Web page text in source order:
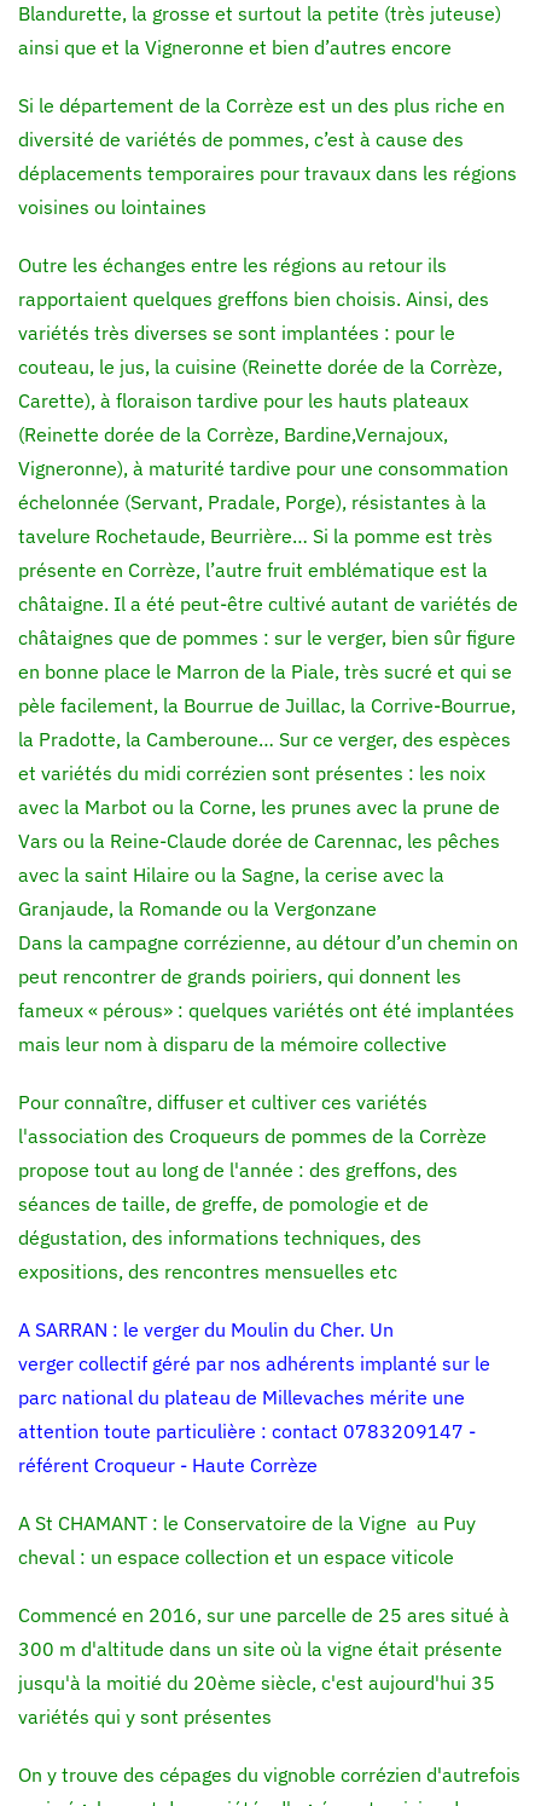
Blandurette, la grosse et surtout la petite (très juteuse)
ainsi que et la Vigneronne et bien d’autres encore
Si le département de la Corrèze est un des plus riche en
diversité de variétés de pommes, c’est à cause des
déplacements temporaires pour travaux dans les régions
voisines ou lointaines
Outre les échanges entre les régions au retour ils
rapportaient quelques greffons bien choisis. Ainsi, des
variétés très diverses se sont implantées : pour le
couteau, le jus, la cuisine (Reinette dorée de la Corrèze,
Carette), à floraison tardive pour les hauts plateaux
(Reinette dorée de la Corrèze, Bardine,Vernajoux,
Vigneronne), à maturité tardive pour une consommation
échelonnée (Servant, Pradale, Porge), résistantes à la
tavelure Rochetaude, Beurrière… Si la pomme est très
présente en Corrèze, l’autre fruit emblématique est la
châtaigne. Il a été peut-être cultivé autant de variétés de
châtaignes que de pommes : sur le verger, bien sûr figure
en bonne place le Marron de la Piale, très sucré et qui se
pèle facilement, la Bourrue de Juillac, la Corrive-Bourrue,
la Pradotte, la Camberoune… Sur ce verger, des espèces
et variétés du midi corrézien sont présentes : les noix
avec la Marbot ou la Corne, les prunes avec la prune de
Vars ou la Reine-Claude dorée de Carennac, les pêches
avec la saint Hilaire ou la Sagne, la cerise avec la
Granjaude, la Romande ou la Vergonzane
Dans la campagne corrézienne, au détour d’un chemin on
peut rencontrer de grands poiriers, qui donnent les
fameux « pérous» : quelques variétés ont été implantées
mais leur nom à disparu de la mémoire collective
Pour connaître, diffuser et cultiver ces variétés
l'association des Croqueurs de pommes de la Corrèze
propose tout au long de l'année : des greffons, des
séances de taille, de greffe, de pomologie et de
dégustation, des informations techniques, des
expositions, des rencontres mensuelles etc
A SARRAN : le verger du Moulin du Cher. Un
verger collectif géré par nos adhérents implanté sur le
parc national du plateau de Millevaches mérite une
attention toute particulière : contact 0783209147 -
référent Croqueur - Haute Corrèze
A St CHAMANT : le Conservatoire de la Vigne au Puy
cheval : un espace collection et un espace viticole
Commencé en 2016, sur une parcelle de 25 ares situé à
300 m d'altitude dans un site où la vigne était présente
jusqu'à la moitié du 20ème siècle, c'est aujourd'hui 35
variétés qui y sont présentes
On y trouve des cépages du vignoble corrézien d'autrefois